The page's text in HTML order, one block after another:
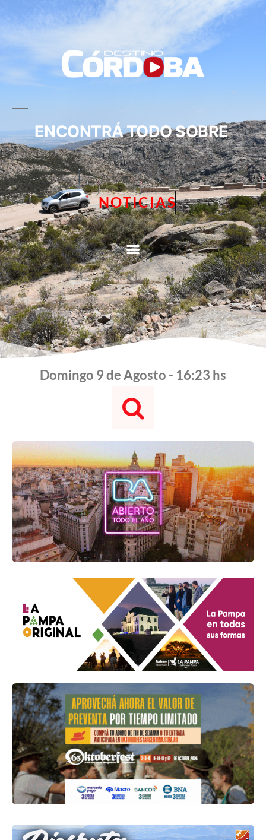
ENCONTRÁ TODO SOBRE
NOTICIAS
Domingo 9 de Agosto - 16:23 hs